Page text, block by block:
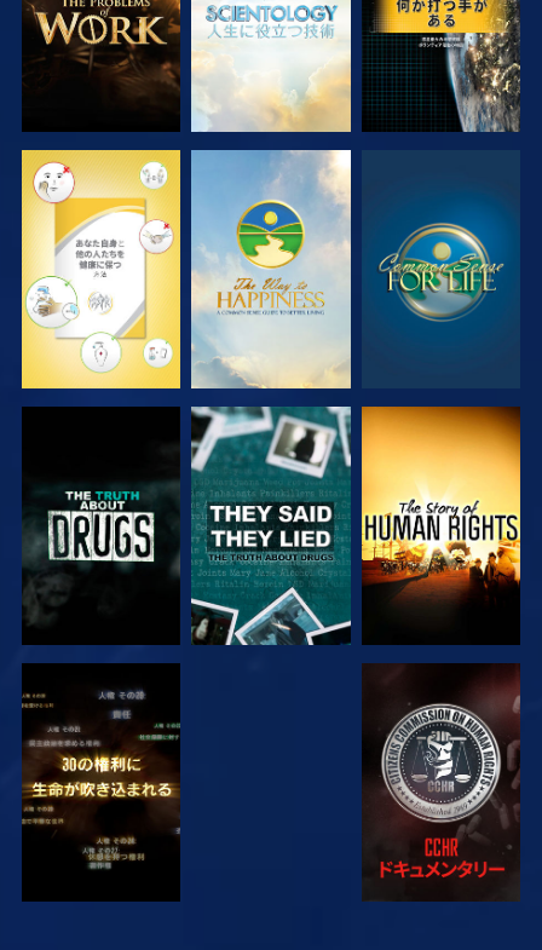
観る 観る 観る
観る 観る
観る